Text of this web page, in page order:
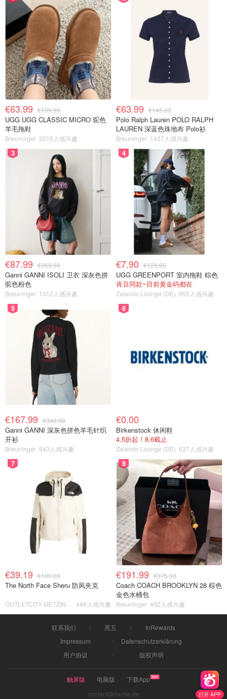
打开 APP
€63.99 €159.99
UGG UGG CLASSIC MICRO 驼色
羊毛拖鞋
Breuninger 2015人感兴趣
€63.99 €145.00
Polo Ralph Lauren POLO RALPH
LAUREN 深蓝色珠地布 Polo衫
Breuninger 1437人感兴趣
3
€87.99 €269.99
Ganni GANNI ISOLI 卫衣 深灰色拼
驼色粉色
Breuninger 1012人感兴趣
4
€7.90 €129.95
UGG GREENPORT 室内拖鞋 棕色
肯豆同款~目前黄金码都在
Zalando Lounge (DE) 955人感兴趣
5
€167.99 €349.99
Ganni GANNI 深灰色拼色羊毛针织
开衫
Breuninger 943人感兴趣
6
€0.00
Birkenstock 休闲鞋
4.5折起！8.6截止
Zalando Lounge (DE) 637人感兴趣
7
€39.19 €100.00
The North Face Sheru 防风夹克
498人感兴趣
8
€191.99 €375.00
Coach COACH BROOKLYN 28 棕色
金色水桶包
Breuninger 492人感兴趣
联系我们 黑五
InRewards
Impressum
Datenschutzerklärung
用户协议
版权声明
触屏版 电脑版
下载App
contact@dazhe.de